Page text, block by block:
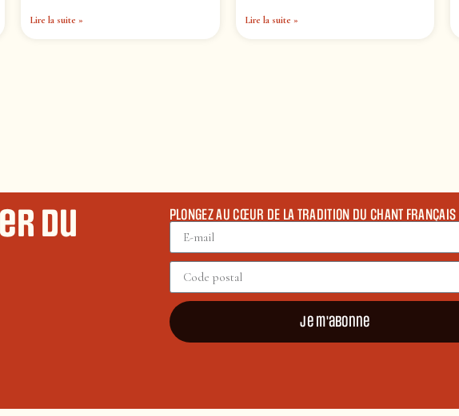
Lire la suite » Lire la suite »
du PLONGEZ AU CŒUR DE LA TRADITION DU CHANT FRANÇAIS
Je m'abonne